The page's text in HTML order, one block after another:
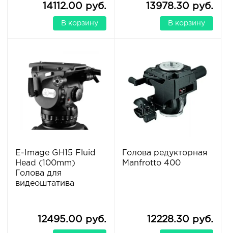
14112.00 руб.
В корзину
13978.30 руб.
В корзину
E-Image GH15 Fluid
Head (100mm)
Голова для
видеоштатива
12495.00 руб.
Голова редукторная
Manfrotto 400
12228.30 руб.